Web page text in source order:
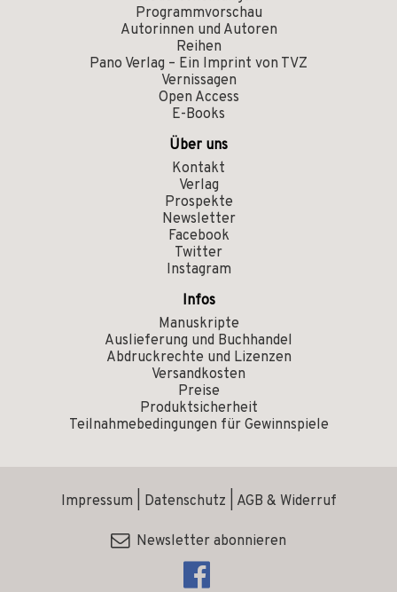
Programmvorschau
Autorinnen und Autoren
Reihen
Pano Verlag – Ein Imprint von TVZ
Vernissagen
Open Access
E-Books
Über uns
Kontakt
Verlag
Prospekte
Newsletter
Facebook
Twitter
Instagram
Infos
Manuskripte
Auslieferung und Buchhandel
Abdruckrechte und Lizenzen
Versandkosten
Preise
Produktsicherheit
Teilnahmebedingungen für Gewinnspiele
Impressum Datenschutz AGB & Widerruf
Newsletter abonnieren